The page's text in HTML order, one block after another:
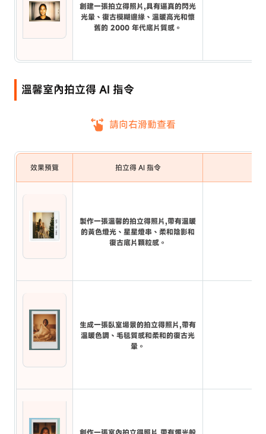
創建一張拍立得照片,具有逼真的閃光
光暈、復古模糊邊緣、溫暖高光和懷
舊的 2000 年代底片質感。
溫馨室內拍立得 AI 指令
請向右滑動查看
效果預覽 拍立得 AI 指令
製作一張溫馨的拍立得照片,帶有溫暖
的黃色燈光、星星燈串、柔和陰影和
復古底片顆粒感。
生成一張臥室場景的拍立得照片,帶有
溫暖色調、毛毯質感和柔和的復古光
暈。